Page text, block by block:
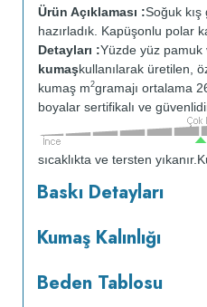
Ürün Açıklaması :Soğuk kış
hazırladık. Kapüşonlu polar
Detayları :Yüzde yüz pamuk
kumaşkullanılarak üretilen,
kumaş m2gramajı ortalama
boyalar sertifikalı ve
sıcaklıkta ve tersten yıkanır.
Baskı Detayları
Kumaş Kalınlığı
Beden Tablosu